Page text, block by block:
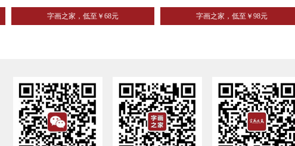
字画之家，低至￥68元 字画之家，低至￥98元